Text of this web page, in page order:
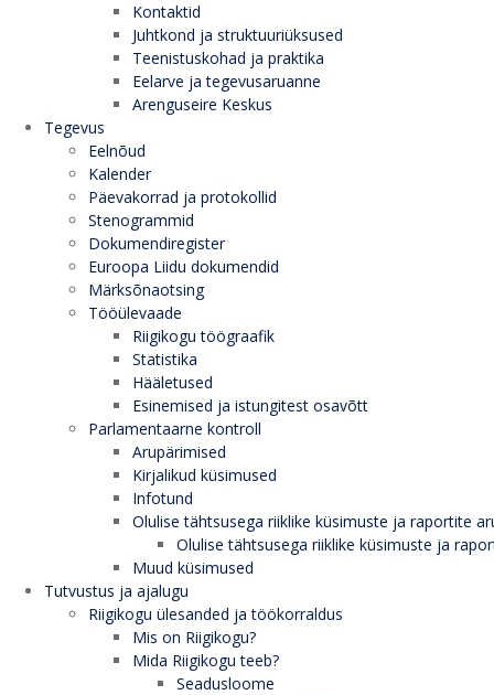
Kontaktid
Juhtkond ja struktuuriüksused
Teenistuskohad ja praktika
Eelarve ja tegevusaruanne
Arenguseire Keskus
Tegevus
Eelnõud
Kalender
Päevakorrad ja protokollid
Stenogrammid
Dokumendiregister
Euroopa Liidu dokumendid
Märksõnaotsing
Tööülevaade
Riigikogu töögraafik
Statistika
Hääletused
Esinemised ja istungitest osavõtt
Parlamentaarne kontroll
Arupärimised
Kirjalikud küsimused
Infotund
Olulise tähtsusega riiklike küsimuste ja raportite
Olulise tähtsusega riiklike küsimuste ja
Muud küsimused
Tutvustus ja ajalugu
Riigikogu ülesanded ja töökorraldus
Mis on Riigikogu?
Mida Riigikogu teeb?
Seadusloome